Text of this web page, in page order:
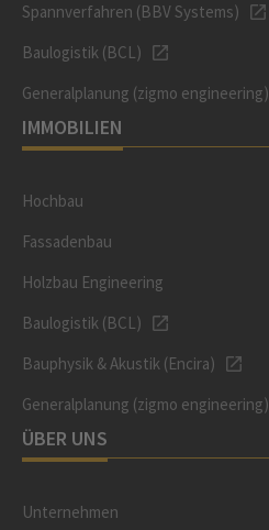
Spannverfahren (BBV Systems)
Baulogistik (BCL)
Generalplanung (zigmo engineering)
IMMOBILIEN
Hochbau
Fassadenbau
Holzbau Engineering
Baulogistik (BCL)
Bauphysik & Akustik (Encira)
Generalplanung (zigmo engineering)
ÜBER UNS
Unternehmen